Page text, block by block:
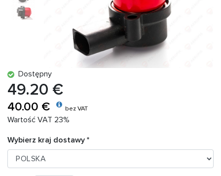
Dostępny
49.20 €
40.00 € bez VAT
Wartość VAT 23%
Wybierz kraj dostawy *